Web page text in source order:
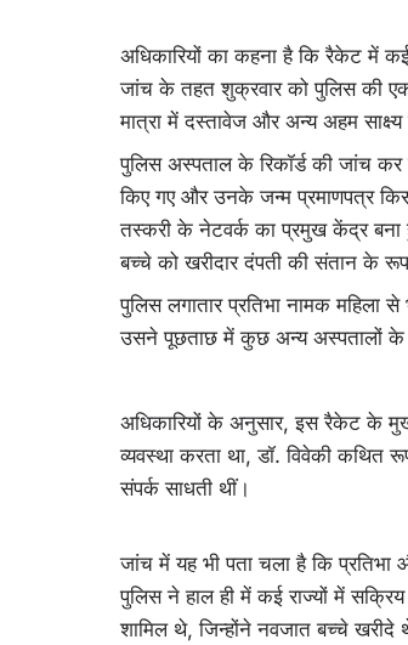
अधिकारियों का कहना है कि रैकेट में
जांच के तहत शुक्रवार को पुलिस की एक
मात्रा में दस्तावेज और अन्य अहम
पुलिस अस्पताल के रिकॉर्ड की जांच कर
किए गए और उनके जन्म प्रमाणपत्र
तस्करी के नेटवर्क का प्रमुख केंद्र बना
बच्चे को खरीदार दंपती की संतान के
पुलिस लगातार प्रतिभा नामक महिला
उसने पूछताछ में कुछ अन्य अस्पतालों के
अधिकारियों के अनुसार, इस रैकेट के
व्यवस्था करता था, डॉ. विवेकी कथित
संपर्क साधती थीं।
जांच में यह भी पता चला है कि
पुलिस ने हाल ही में कई राज्यों में
शामिल थे, जिन्होंने नवजात बच्चे